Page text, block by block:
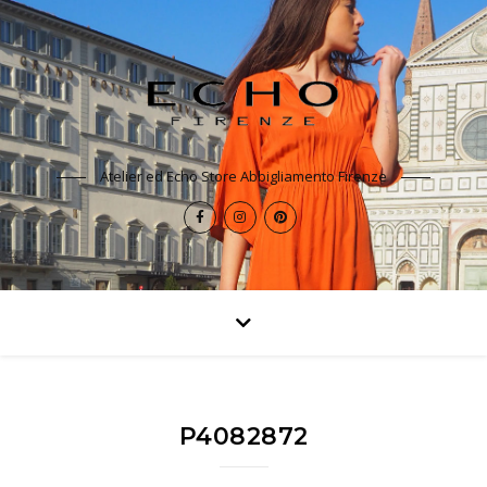
Atelier ed Echo Store Abbigliamento Firenze
P4082872